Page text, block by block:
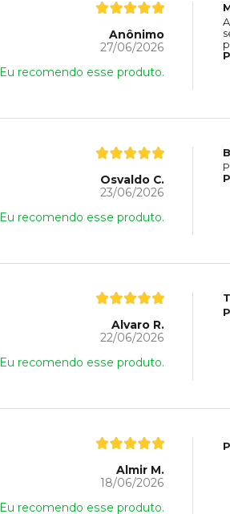
Anônimo
27/06/2026
Eu recomendo esse produto.
Osvaldo C.
23/06/2026
Eu recomendo esse produto.
Alvaro R.
22/06/2026
Eu recomendo esse produto.
Almir M.
18/06/2026
Eu recomendo esse produto.